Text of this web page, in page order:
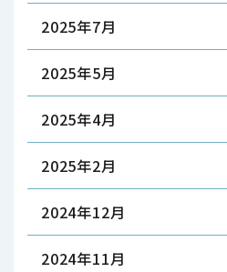
2025年7月
2025年5月
2025年4月
2025年2月
2024年12月
2024年11月